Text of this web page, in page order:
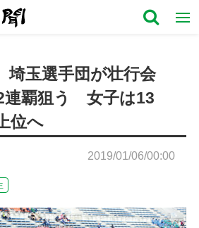
埼玉選手団が壮行会
連覇狙う 女子は13
位へ
2019/01/06/00:00